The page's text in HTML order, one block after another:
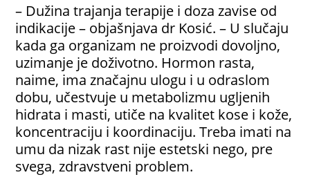
– Dužina trajanja terapije i doza zavise od
indikacije – objašnjava dr Kosić. – U slučaju
kada ga organizam ne proizvodi dovoljno,
uzimanje je doživotno. Hormon rasta,
naime, ima značajnu ulogu i u odraslom
dobu, učestvuje u metabolizmu ugljenih
hidrata i masti, utiče na kvalitet kose i kože,
koncentraciju i koordinaciju. Treba imati na
umu da nizak rast nije estetski nego, pre
svega, zdravstveni problem.